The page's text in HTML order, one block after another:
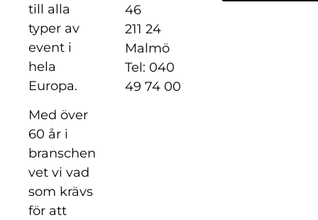
till alla
typer av
event i
hela
Europa.
Med över
60 år i
branschen
vet vi vad
som krävs
för att
46
211 24
Malmö
Tel: 040
49 74 00